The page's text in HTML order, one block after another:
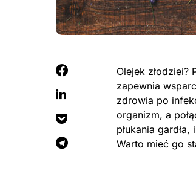
Olejek
zapewnia
zdrowia po
organizm, a
płukania
Warto mieć go